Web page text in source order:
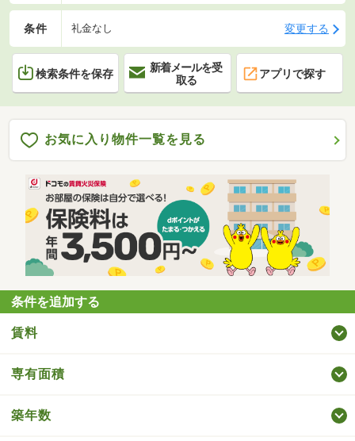
条件 礼金なし 変更する
検索条件を保存
新着メールを受
取る
アプリで探す
お気に入り物件一覧を見る
条件を追加する
賃料
専有面積
築年数